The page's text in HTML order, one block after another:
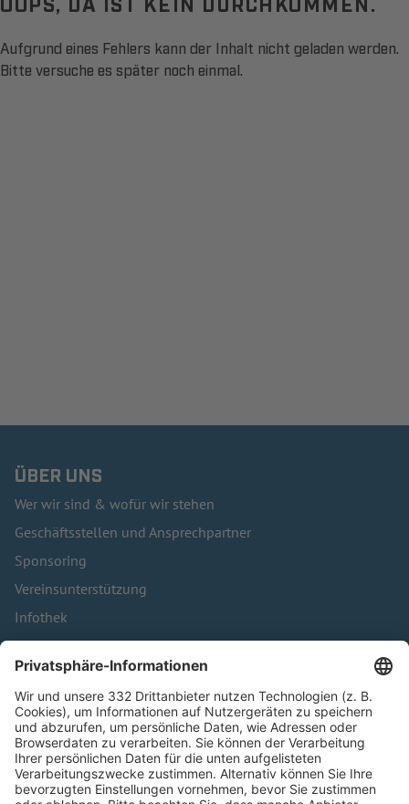
Aufgrund eines Fehlers kann der Inhalt nicht geladen werden.
Bitte versuche es später noch einmal.
ÜBER UNS
Wer wir sind & wofür wir stehen
Geschäftsstellen und Ansprechpartner
Sponsoring
Vereinsunterstützung
Infothek
Kontakt
HÄUFIG BESUCHTE SEITEN
Pässe und Vereinswechsel
Trainerausbildung
Schulungsangebot Vereinsmitarbeiter